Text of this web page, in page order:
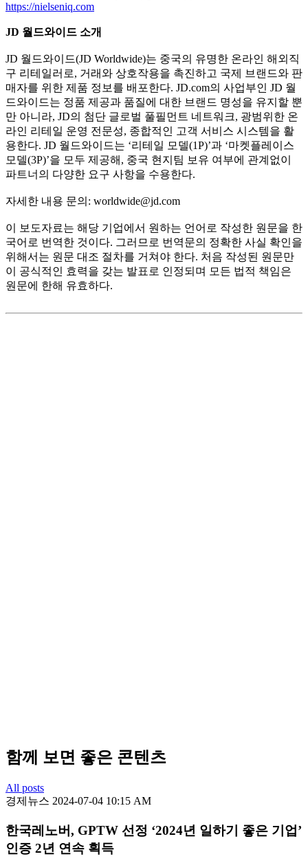
https://nielseniq.com
JD 월드와이드 소개
JD 월드와이드(JD Worldwide)는 중국의 유명한 온라인 해외직
구 리테일러로, 거래와 상호작용을 촉진하고 국제 브랜드와 판
매자를 위한 제품 정보를 배포한다. JD.com의 사업부인 JD 월
드와이드는 정품 제공과 품질에 대한 브랜드 명성을 유지할 뿐
만 아니라, JD의 첨단 글로벌 풀필먼트 네트워크, 광범위한 온
라인 리테일 운영 전문성, 종합적인 고객 서비스 시스템을 활
용한다. JD 월드와이드는 ‘리테일 모델(1P)’과 ‘마켓플레이스
모델(3P)’을 모두 제공해, 중국 현지팀 보유 여부에 관계없이
파트너의 다양한 요구 사항을 수용한다.
자세한 내용 문의: worldwide@jd.com
이 보도자료는 해당 기업에서 원하는 언어로 작성한 원문을 한
국어로 번역한 것이다. 그러므로 번역문의 정확한 사실 확인을
위해서는 원문 대조 절차를 거쳐야 한다. 처음 작성된 원문만
이 공식적인 효력을 갖는 발표로 인정되며 모든 법적 책임은
원문에 한해 유효하다.
함께 보면 좋은 콘텐츠
All posts
경제뉴스 2024-07-04 10:15 AM
한국레노버, GPTW 선정 ‘2024년 일하기 좋은 기업’
인증 2년 연속 획득